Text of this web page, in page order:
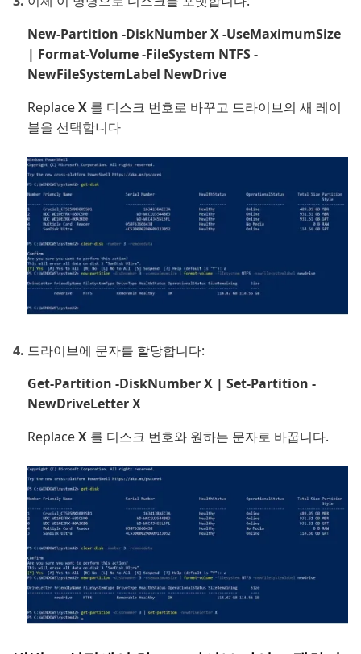
New-Partition -DiskNumber X -UseMaximumSize
| Format-Volume -FileSystem NTFS -
NewFileSystemLabel NewDrive
ReplaceX 를 디스크 번호로 바꾸고 드라이브의 새 레이
블을 선택합니다
드라이브에 문자를 할당합니다:
Get-Partition -DiskNumber X | Set-Partition -
NewDriveLetter X
ReplaceX 를 디스크 번호와 원하는 문자로 바꿉니다.